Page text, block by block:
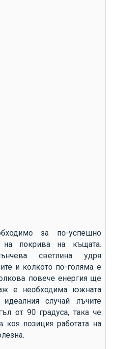
за по-успешно
на покрива на къщата.
светлина удря
и колкото по-голяма е
повече енергия ще
е необходима южната
случай лъчите
от 90 градуса, така че
коя позиция работата на